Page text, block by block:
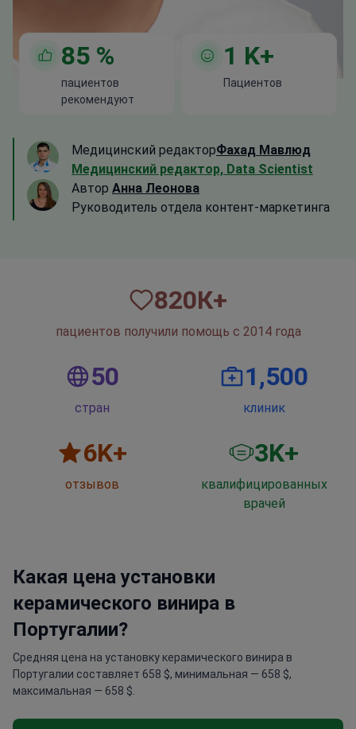
85 %
пациентов
рекомендуют
1 K+
Пациентов
Медицинский редакторФахад Мавлюд
Медицинский редактор, Data Scientist
Автор Анна Леонова
Руководитель отдела контент-маркетинга
820К+
пациентов получили помощь с 2014 года
50
стран
1,500
клиник
6K+
отзывов
3K+
квалифицированных
врачей
Какая цена установки
керамического винира в
Португалии?
Средняя цена на установку керамического винира в
Португалии составляет 658 $, минимальная — 658 $,
максимальная — 658 $.